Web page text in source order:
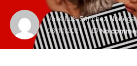
José Luis Sánchez Noriega
08/10/2021 No